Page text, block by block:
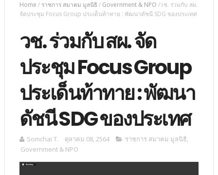
Home / ราชการ สมาคม มูลนิธิ / Government & NPO /​วช. ร่วมกับ สผ.
จัดประชุม Focus Group ประเด็นท้าทาย : พัฒนาดัชนี SDG ของประเทศ
​วช. ร่วมกับ สผ. จัด
ประชุม Focus Group
ประเด็นท้าทาย : พัฒนา
ดัชนี SDG ของประเทศ
Somchai T. ตุลาคม 08, 2564 ราชการ สมาคม มูลนิธิ,
Government & NPO